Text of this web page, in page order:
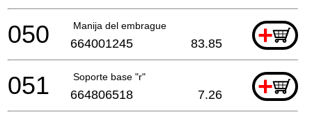
Manija del embrague +
050 664001245 83.85
Soporte base "r" +
051 664806518 7.26